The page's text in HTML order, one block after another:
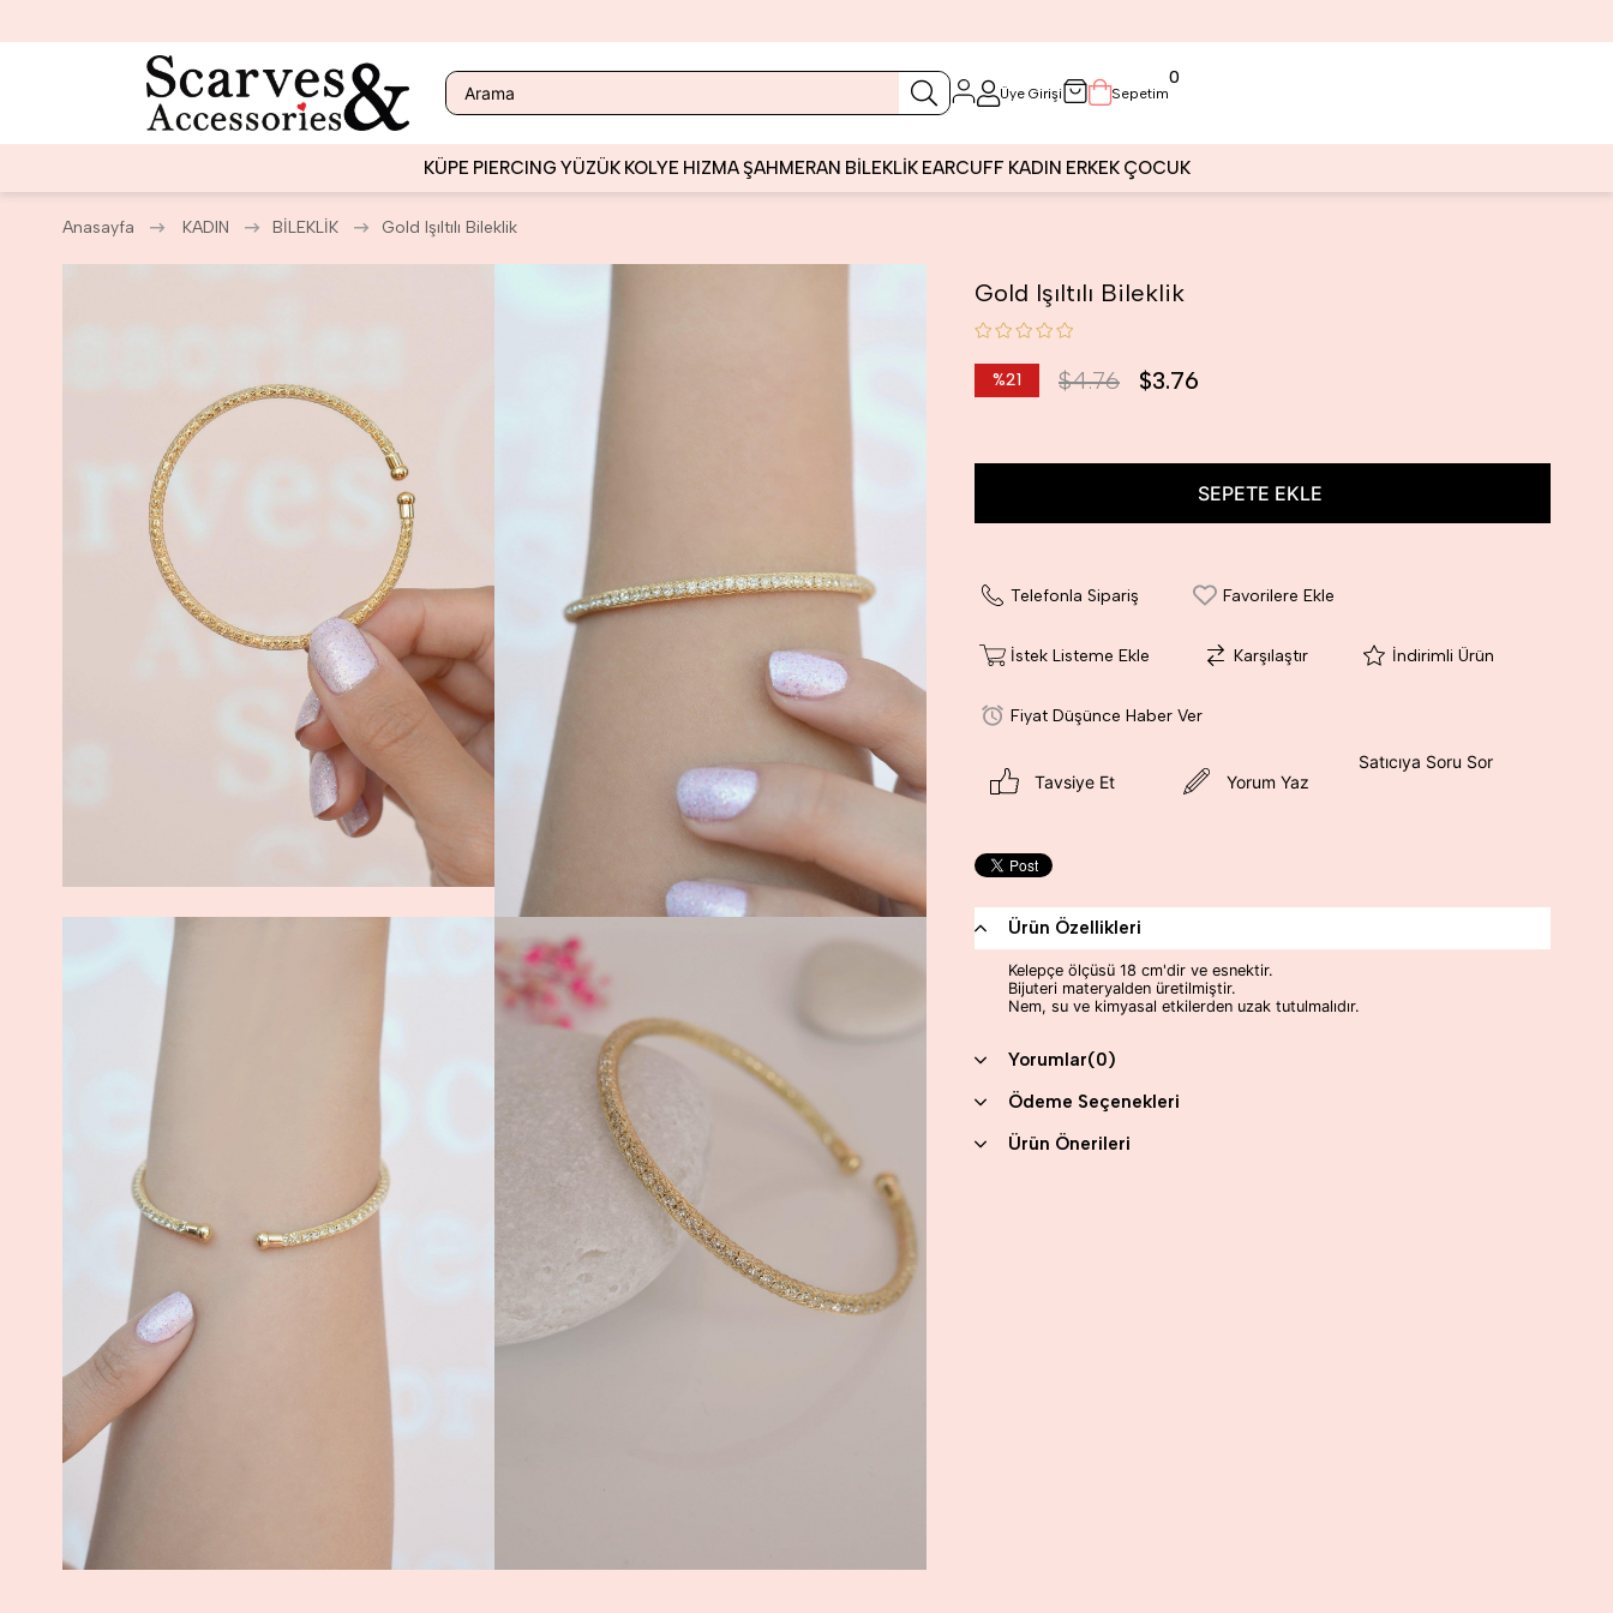
Üye Girişi Sepetim
0
KÜPE PIERCING YÜZÜK KOLYE HIZMAŞAHMERAN BİLEKLİK EARCUFF KADIN ERKEK ÇOCUK
Anasayfa KADIN BİLEKLİK Gold Işıltılı Bileklik
Gold Işıltılı Bileklik
%21
$4.76 $3.76
Telefonla Sipariş Favorilere Ekle
İstek Listeme Ekle Karşılaştır İndirimli Ürün
Fiyat Düşünce Haber Ver
Tavsiye Et Yorum Yaz
Satıcıya Soru Sor
Ürün Özellikleri
Kelepçe ölçüsü 18 cm'dir ve esnektir.
Bijuteri materyalden üretilmiştir.
Nem, su ve kimyasal etkilerden uzak tutulmalıdır.
Yorumlar(0)
Ödeme Seçenekleri
Ürün Önerileri